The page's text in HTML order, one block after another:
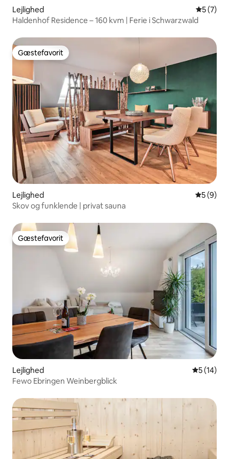
Lejlighed 5 ud af 5
5 (7)
Haldenhof Residence – 160 kvm | Ferie i Schwarzwald
Gæstefavorit
Gæstefavorit
Lejlighed 5 ud af 5
5 (9)
Skov og funklende | privat sauna
Gæstefavorit
Gæstefavorit
Lejlighed 5 ud af 5 i
5 (14)
Fewo Ebringen Weinbergblick